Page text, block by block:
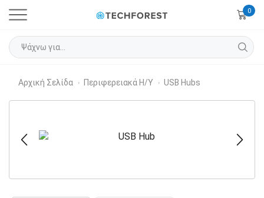
0
Αρχική Σελίδα › Περιφερειακά Η/Υ › USB Hubs